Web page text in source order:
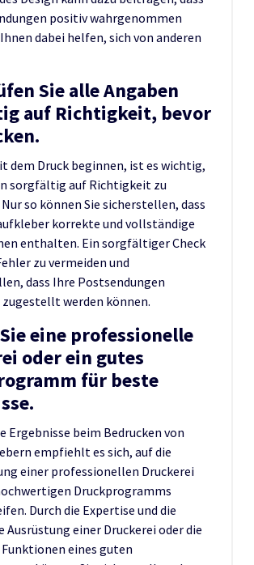
positiv wahrgenommen
dabei helfen, sich von anderen
Sie alle Angaben
auf Richtigkeit, bevor
dem Druck beginnen, ist es wichtig,
sorgfältig auf Richtigkeit zu
so können Sie sicherstellen, dass
korrekte und vollständige
enthalten. Ein sorgfältiger Check
zu vermeiden und
dass Ihre Postsendungen
werden können.
eine professionelle
oder ein gutes
für beste
Ergebnisse beim Bedrucken von
empfiehlt es sich, auf die
einer professionellen Druckerei
Druckprogramms
Durch die Expertise und die
Ausrüstung einer Druckerei oder die
eines guten